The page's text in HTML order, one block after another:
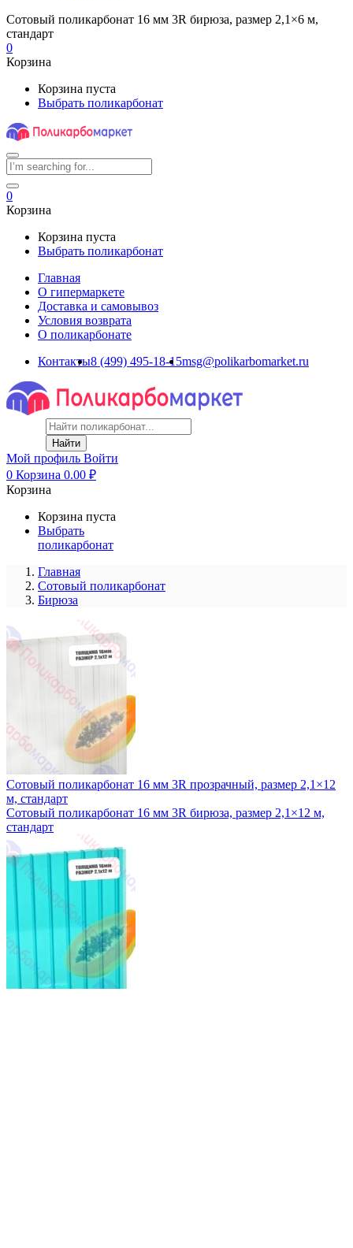
Сотовый поликарбонат 16 мм 3R бирюза, размер 2,1×6 м,
стандарт
0
Корзина
Корзина пуста
Выбрать поликарбонат
0
Корзина
Корзина пуста
Выбрать поликарбонат
Главная
О гипермаркете
Доставка и самовывоз
Условия возврата
О поликарбонате
Контакты8 (499) 495-18-15msg@polikarbomarket.ru
Найти
Мой профиль Войти
0 Корзина 0.00 ₽
Корзина
Корзина пуста
Выбрать
поликарбонат
Главная
Сотовый поликарбонат
Бирюза
Сотовый поликарбонат 16 мм 3R прозрачный, размер 2,1×12
м, стандарт
Сотовый поликарбонат 16 мм 3R бирюза, размер 2,1×12 м,
стандарт